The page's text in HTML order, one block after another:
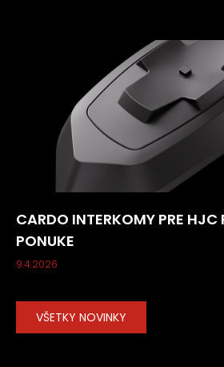
CARDO INTERKOMY PRE HJC
PONUKE
9.4.2026
VŠETKY NOVINKY